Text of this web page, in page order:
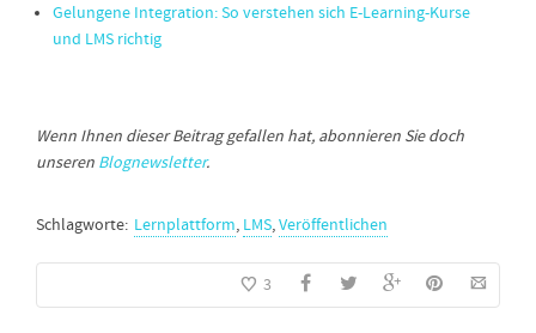
Gelungene Integration: So verstehen sich E-Learning-Kurse
und LMS richtig
Wenn Ihnen dieser Beitrag gefallen hat, abonnieren Sie doch
unseren Blognewsletter.
Schlagworte: Lernplattform, LMS,Veröffentlichen
3